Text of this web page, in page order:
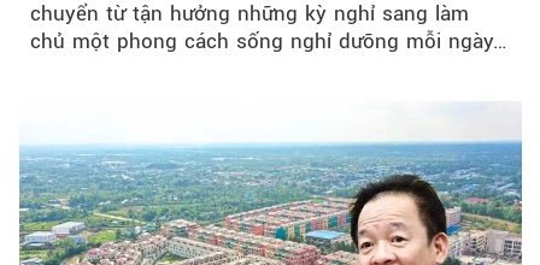
chuyển từ tận hưởng những kỳ nghỉ sang làm
chủ một phong cách sống nghỉ dưỡng mỗi ngày…